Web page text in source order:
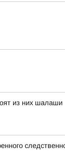
из них шалаши